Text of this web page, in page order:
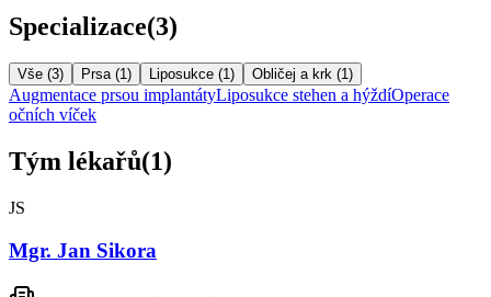
Specializace(3)
Vše (3) Prsa(1) Liposukce (1) Obličej a krk (1)
Augmentace prsou implantátyLiposukce stehen a hýždíOperace
očních víček
Tým lékařů(1)
JS
Mgr. Jan Sikora